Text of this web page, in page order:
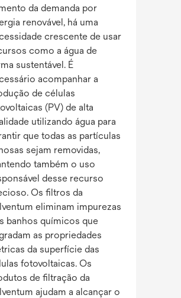
da demanda por
renovável, há uma
crescente de usar
como a água de
sustentável. É
acompanhar a
de células
(PV) de alta
utilizando água para
que todas as partículas
sejam removidas,
também o uso
desse recurso
Os filtros da
eliminam impurezas
banhos químicos que
as propriedades
da superfície das
fotovoltaicas. Os
de filtração da
ajudam a alcançar o